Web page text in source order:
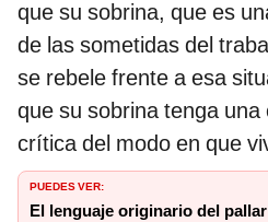
que su sobrina, que es
de las sometidas del
se rebele frente a esa
que su sobrina tenga
crítica del modo en que
PUEDES VER:
El lenguaje originario del